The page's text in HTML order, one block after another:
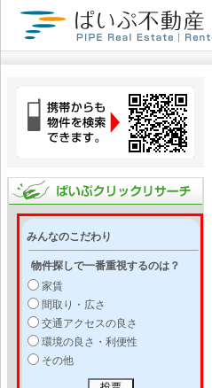
みんなのこだわり
物件探しで一番重視するのは？
家賃
間取り・広さ
交通アクセスの良さ
環境の良さ・利便性
その他